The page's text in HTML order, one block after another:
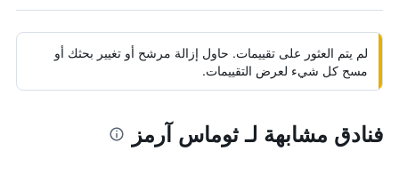
لم يتم العثور على تقييمات. حاول إزالة مرشح أو تغيير بحثك أو
مسح كل شيء لعرض التقييمات.
فنادق مشابهة لـ ثوماس آرمز